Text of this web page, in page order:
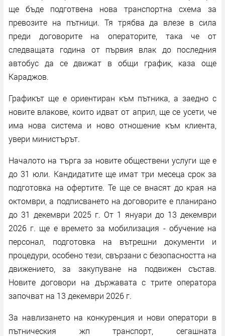
ще бъде подготвена нова транспортна схема за
превозите на пътници. Тя трябва да влезе в сила
преди договорите на операторите, така че от
следващата година от първия влак до последния
автобус да се движат в общи график, каза още
Караджов.
Графикът ще е ориентиран към пътника, а заедно с
новите влакове, които идват от април, ще се усети, че
има нова система и ново отношение към клиента,
увери министърът.
Началото на търга за новите обществени услуги ще е
до 31 юли. Кандидатите ще имат три месеца срок за
подготовка на офертите. Те ще се внасят до края на
октомври, а подписването на договорите е планирано
до 31 декември 2025 г. От 1 януари до 13 декември
2026 г. ще е времето за мобилизация - обучение на
персонал, подготовка на вътрешни документи и
процедури, особено тези, свързани с безопасността на
движението, за закупуване на подвижен състав.
Новите договори на държавата с трите оператора
започват на 13 декември 2026 г.
За навлизането на конкуренция и нови оператори в
пътническия жп транспорт, сегашната